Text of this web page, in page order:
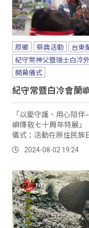
原鄉 祭典活動 台東
紀守常神父暨瑞士白冷
開幕儀式
紀守常暨白冷會蘭
「以愛守護、用心陪
嶼傳敎七十周年特展
儀式；活動在原住民族
2024-08-02 19:24